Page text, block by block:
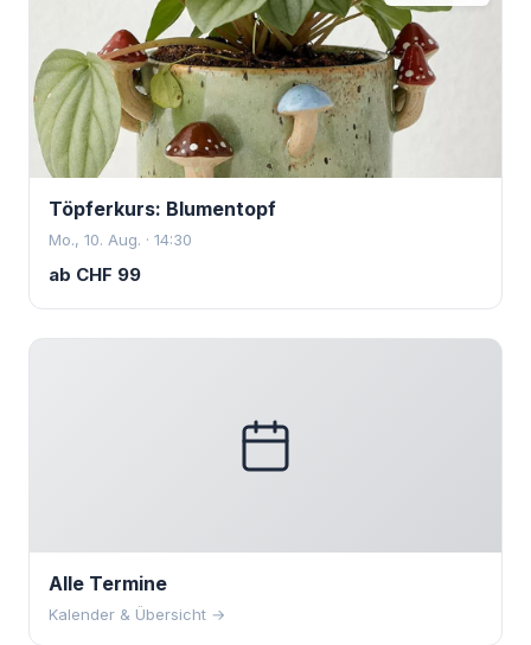
Töpferkurs: Blumentopf
Mo., 10. Aug. · 14:30
ab CHF 99
Alle Termine
Kalender & Übersicht →